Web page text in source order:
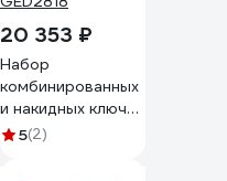
20 353 ₽
Набор
комбинированных
и накидных ключей
TOPTUL 6-32 мм,
5(2)